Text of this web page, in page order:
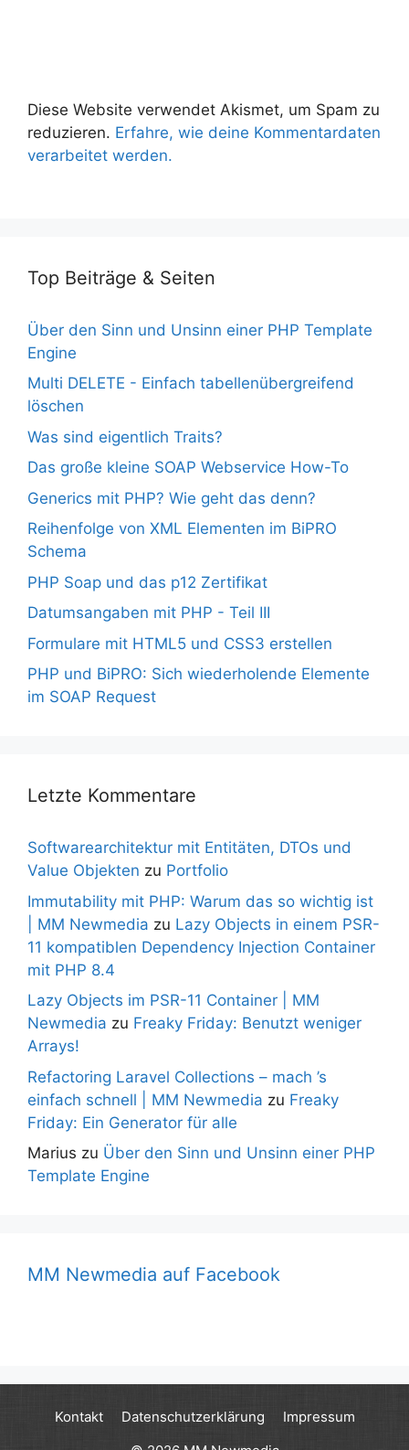
Diese Website verwendet Akismet, um Spam zu
reduzieren. Erfahre, wie deine Kommentardaten
verarbeitet werden.
Top Beiträge & Seiten
Über den Sinn und Unsinn einer PHP Template
Engine
Multi DELETE - Einfach tabellenübergreifend
löschen
Was sind eigentlich Traits?
Das große kleine SOAP Webservice How-To
Generics mit PHP? Wie geht das denn?
Reihenfolge von XML Elementen im BiPRO
Schema
PHP Soap und das p12 Zertifikat
Datumsangaben mit PHP - Teil III
Formulare mit HTML5 und CSS3 erstellen
PHP und BiPRO: Sich wiederholende Elemente
im SOAP Request
Letzte Kommentare
Softwarearchitektur mit Entitäten, DTOs und
Value Objekten zu Portfolio
Immutability mit PHP: Warum das so wichtig ist
| MM Newmedia zu Lazy Objects in einem PSR-
11 kompatiblen Dependency Injection Container
mit PHP 8.4
Lazy Objects im PSR-11 Container | MM
Newmedia zu Freaky Friday: Benutzt weniger
Arrays!
Refactoring Laravel Collections – mach ’s
einfach schnell | MM Newmedia zu Freaky
Friday: Ein Generator für alle
Marius zu Über den Sinn und Unsinn einer PHP
Template Engine
MM Newmedia auf Facebook
Kontakt Datenschutzerklärung
Impressum